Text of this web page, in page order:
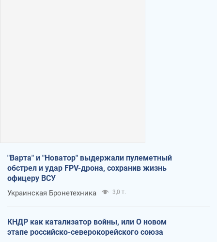
"Варта" и "Новатор" выдержали пулеметный
обстрел и удар FPV-дрона, сохранив жизнь
офицеру ВСУ
Украинская Бронетехника 3,0 т.
КНДР как катализатор войны, или О новом
этапе российско-северокорейского союза